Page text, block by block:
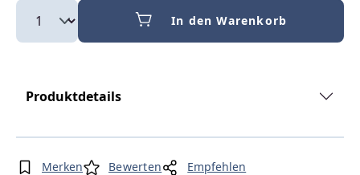
In den Warenkorb
Produktdetails
Merken Bewerten Empfehlen